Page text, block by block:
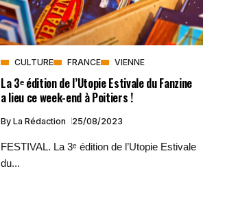
CULTURE FRANCE VIENNE
La 3ᵉ édition de l’Utopie Estivale du Fanzine
a lieu ce week-end à Poitiers !
By La Rédaction 25/08/2023
FESTIVAL. La 3ᵉ édition de l’Utopie Estivale
du...